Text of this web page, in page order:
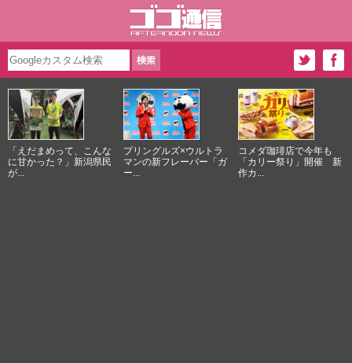
「えだまめって、こんな
に甘かった？」新潟県民
が...
プリングルズ×ウルトラ
マンの新フレーバー「ガ
ー...
コメダ珈琲店で今年も
「カリー祭り」開催 新
作カ...